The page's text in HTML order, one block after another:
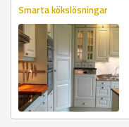
Smarta kökslösningar